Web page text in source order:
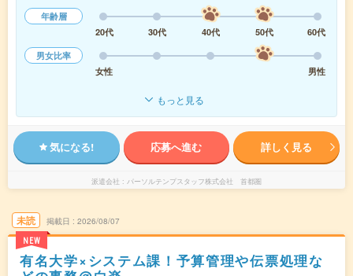
年齢層
20代
30代 40代 50代
60代
男女比率
女性
男性
もっと見る
気になる! 応募へ進む 詳しく見る
派遣会社 パーソルテンプスタッフ株式会社 首都圏
未読
NEW
掲載日 2026/08/07
有名大学×システム課！予算管理や伝票処理な